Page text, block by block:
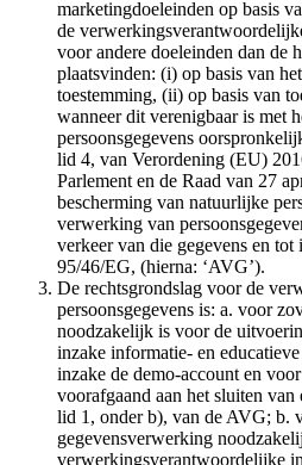
marketingdoeleinden op basis
de
voor andere doeleinden dan de
plaatsvinden: (i) op basis van
toestemming, (ii) op basis van
wanneer dit verenigbaar is met
persoonsgegevens
lid 4, van Verordening (EU)
Parlement en de Raad van 27
bescherming van natuurlijke
verwerking van
verkeer van die gegevens en
95/46/EG, (hierna: ‘AVG’).
De rechtsgrondslag voor de
persoonsgegevens is: a. voor
noodzakelijk is voor de
inzake informatie- en
inzake de demo-account en
voorafgaand aan het sluiten
lid 1, onder b), van de AVG; b.
gegevensverwerking
verwerkingsverantwoordelijke